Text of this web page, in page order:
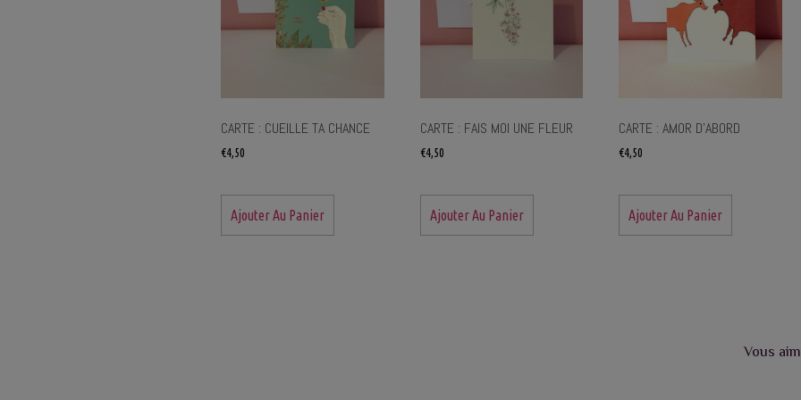
CARTE : CUEILLE TA CHANCE
€4,50
Ajouter Au Panier
CARTE : FAIS MOI UNE FLEUR
€4,50
Ajouter Au Panier
CARTE : AMOR D’ABORD
€4,50
Ajouter Au Panier
Vous